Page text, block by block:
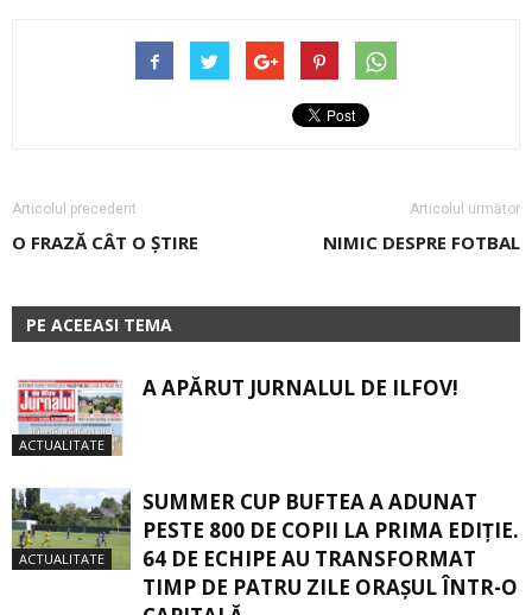
Articolul precedent
O FRAZĂ CÂT O ŞTIRE
Articolul următor
NIMIC DESPRE FOTBAL
PE ACEEASI TEMA
ACTUALITATE
A APĂRUT JURNALUL DE ILFOV!
ACTUALITATE
SUMMER CUP BUFTEA A ADUNAT
PESTE 800 DE COPII LA PRIMA EDIȚIE.
64 DE ECHIPE AU TRANSFORMAT
TIMP DE PATRU ZILE ORAȘUL ÎNTR-O